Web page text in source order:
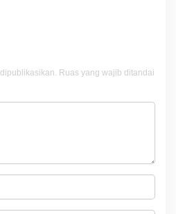
Ruas yang wajib ditandai